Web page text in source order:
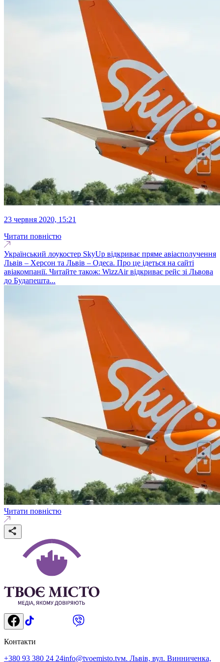
23 червня 2020, 15:21
Читати повністю
Український лоукостер SkyUp відкриває пряме авіасполучення
Львів – Херсон та Львів – Одеса. Про це ідеться на сайті
авіакомпанії. Читайте також: WizzAir відкриває рейс зі Львова
до Будапешта...
Читати повністю
Контакти
+380 93 380 24 24info@tvoemisto.tvм. Львів, вул. Винниченка,